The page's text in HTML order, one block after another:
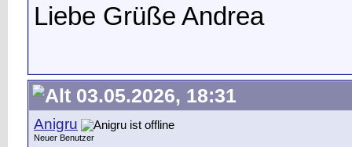
Liebe Grüße Andrea
03.05.2026, 18:31
Anigru
Neuer Benutzer